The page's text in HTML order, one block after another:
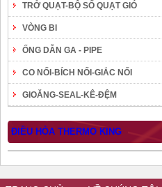
TRỞ QUẠT-BỘ SỐ QUẠT GIÓ
VÒNG BI
ỐNG DẪN GA - PIPE
CO NỐI-BÍCH NỐI-GIẮC NỐI
GIOĂNG-SEAL-KÊ-ĐỆM
ĐIỀU HÒA THERMO KING